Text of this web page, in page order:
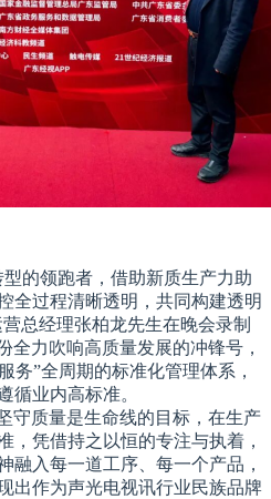
的领跑者，借助新质生产力助
全过程清晰透明，共同构建透明
总经理张柏龙先生在晚会录制
全力吹响高质量发展的冲锋号，
务”全周期的标准化管理体系，
循业内高标准。
守质量是生命线的目标，在生产
，凭借持之以恒的专注与执着，
融入每一道工序、每一个产品，
出作为声光电视讯行业民族品牌